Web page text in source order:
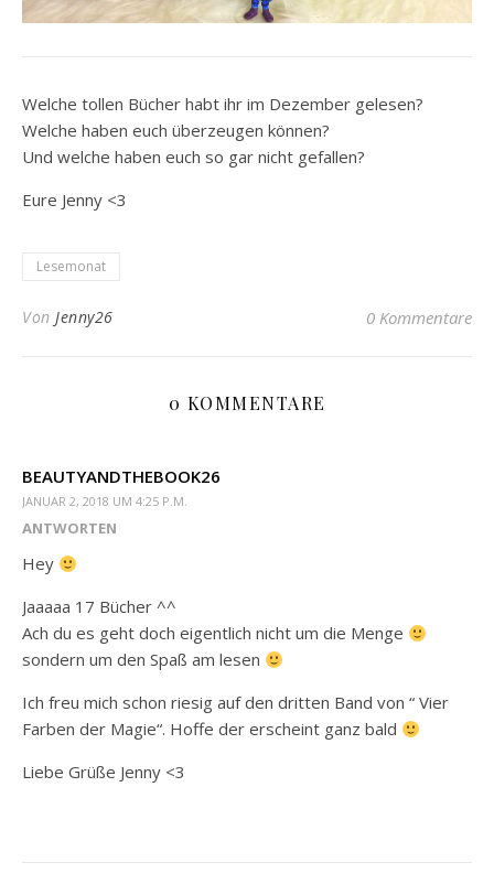
Welche tollen Bücher habt ihr im Dezember gelesen?
Welche haben euch überzeugen können?
Und welche haben euch so gar nicht gefallen?
Eure Jenny <3
Lesemonat
Von Jenny26 0 Kommentare
0 KOMMENTARE
BEAUTYANDTHEBOOK26
JANUAR 2, 2018 UM 4:25 P.M.
ANTWORTEN
Hey
Jaaaaa 17 Bücher ^^
Ach du es geht doch eigentlich nicht um die Menge
sondern um den Spaß am lesen
Ich freu mich schon riesig auf den dritten Band von “ Vier
Farben der Magie“. Hoffe der erscheint ganz bald
Liebe Grüße Jenny <3